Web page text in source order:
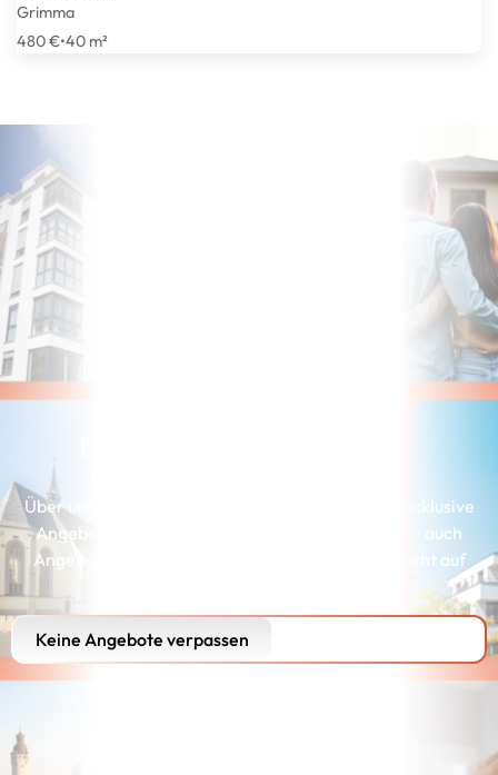
Grimma
480 €•40 m²
Über unserer Interessenkartei erhalten Kunden exklusive
Angebote, die genau zu ihren Wünschen passen – auch
Angebote, die wir aus Gründen der Diskretion nicht auf
Keine Angebote verpassen